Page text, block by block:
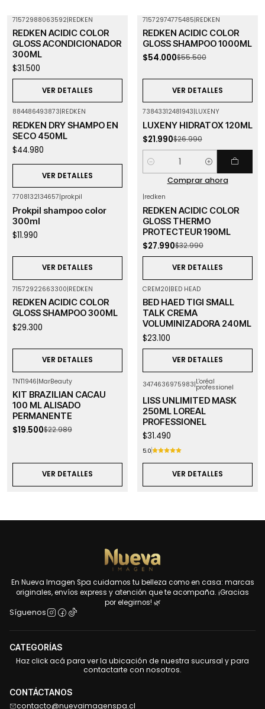
71572988063592|REDKEN
REDKEN ACIDIC COLOR
GLOSS ACONDICIONADOR
300ML
$31.500
VER DETALLES
Agotado
71572974775485|REDKEN
REDKEN ACIDIC COLOR
GLOSS SHAMPOO 1000ML
$54.000$55.500
VER DETALLES
884486493873|REDKEN
REDKEN DRY SHAMPO EN
SECO 450ML
$44.980
VER DETALLES
73843312481943|LUXENY
LUXENY HIDRATOX 120ML
$21.990$26.990
Cantidad
Comprar ahora
7708132134657|prokpil
Prokpil shampoo color
300ml
$11.990
VER DETALLES
Agotado
|redken
REDKEN ACIDIC COLOR
GLOSS THERMO
PROTECTEUR 190ML
$27.990$32.990
VER DETALLES
71572922663300|REDKEN
REDKEN ACIDIC COLOR
GLOSS SHAMPOO 300ML
$29.300
VER DETALLES
CREM20|BED HEAD
BED HAED TIGI SMALL
TALK CREMA
VOLUMINIZADORA 240ML
$23.100
VER DETALLES
Agotado
TNT1946|MarBeauty
KIT BRAZILIAN CACAU
100 ML ALISADO
PERMANENTE
$19.500$22.989
VER DETALLES
Agotado
3474636975983|L'oréal
professionel
LISS UNLIMITED MASK
250ML LOREAL
PROFESSIONEL
$31.490
5.0
VER DETALLES
En Nueva Imagen Spa cuidamos tu belleza como en casa: marcas
originales, envíos express y atención que te acompaña. ¡Gracias
por elegirnos! 🌿
Síguenos
CATEGORÍAS
Haz click acá para ver la ubicación de nuestra sucursal y para
contactarte con nosotros.
CONTÁCTANOS
contacto@nuevaimagenspa.cl